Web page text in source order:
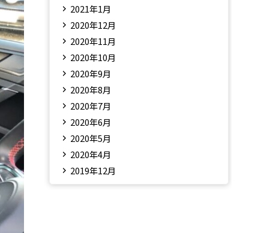
2021年1月
2020年12月
2020年11月
2020年10月
2020年9月
2020年8月
2020年7月
2020年6月
2020年5月
2020年4月
2019年12月